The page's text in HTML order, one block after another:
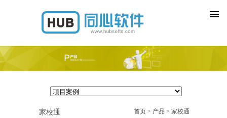
家校通 首页 > 产品 > 家校通
产品
新闻动态